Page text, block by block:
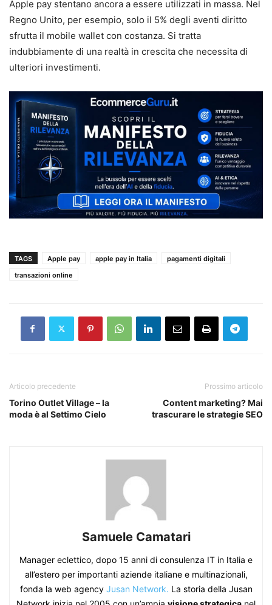
Apple pay stentano ancora a essere utilizzati in massa. Nel
Regno Unito, per esempio, solo il 5% degli aventi diritto
sfrutta il mobile wallet con costanza. Si tratta
indubbiamente di una realtà in crescita che necessita di
ulteriori investimenti.
TAGS Apple pay apple pay in Italia
pagamenti digitali
transazioni online
Articolo precedente
Torino Outlet Village – la
moda è al Settimo Cielo
Prossimo articolo
Content marketing? Mai
trascurare le strategie SEO
Samuele Camatari
Manager eclettico, dopo 15 anni di consulenza IT in Italia e
all’estero per importanti aziende italiane e multinazionali,
fonda la web agency Jusan Network. La storia della Jusan